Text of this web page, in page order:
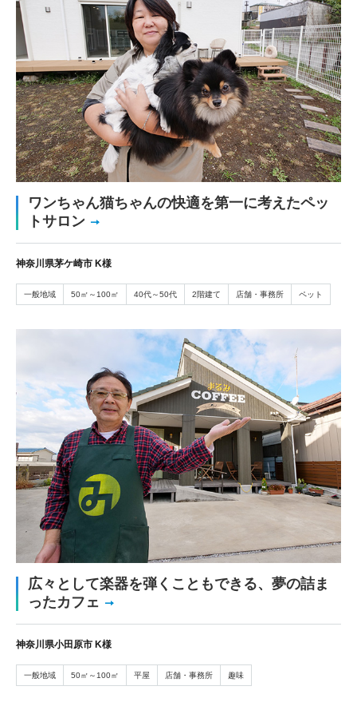
ワンちゃん猫ちゃんの快適を第一に考えたペッ
トサロン
神奈川県茅ケ崎市 K様
一般地域 50㎡～100㎡ 40代～50代 2階建て 店舗・事務所 ペット
広々として楽器を弾くこともできる、夢の詰ま
ったカフェ
神奈川県小田原市 K様
一般地域 50㎡～100㎡ 平屋 店舗・事務所 趣味